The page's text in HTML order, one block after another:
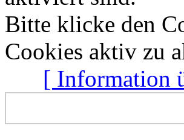
Bitte klicke den
Cookies aktiv zu
[ Information